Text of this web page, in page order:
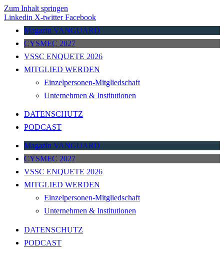
Zum Inhalt springen
Linkedin X-twitter Facebook
Magazin VANGUARD
CYSMEC 2027
VSSC ENQUETE 2026
MITGLIED WERDEN
Einzelpersonen-Mitgliedschaft
Unternehmen & Institutionen
DATENSCHUTZ
PODCAST
Magazin VANGUARD
CYSMEC 2027
VSSC ENQUETE 2026
MITGLIED WERDEN
Einzelpersonen-Mitgliedschaft
Unternehmen & Institutionen
DATENSCHUTZ
PODCAST